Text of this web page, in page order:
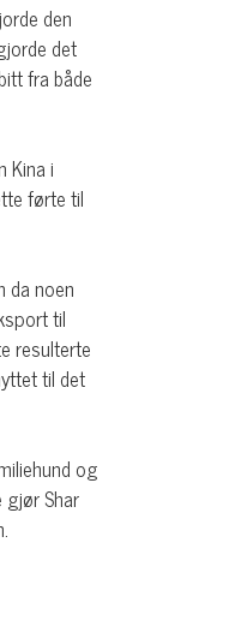
den
det
fra både
Kina i
førte til
da noen
til
resulterte
til det
og
Shar